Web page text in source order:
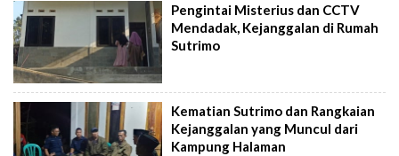
Pengintai Misterius dan CCTV
Mendadak, Kejanggalan di Rumah
Sutrimo
Kematian Sutrimo dan Rangkaian
Kejanggalan yang Muncul dari
Kampung Halaman